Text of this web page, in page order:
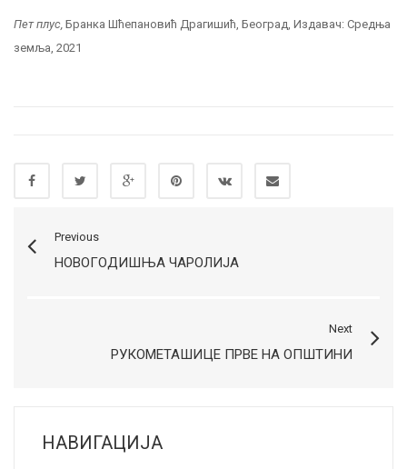
Пет плус, Бранка Шћепановић Драгишић, Београд, Издавач: Средња
земља, 2021
Previous
НОВОГОДИШЊА ЧАРОЛИЈА
Next
РУКОМЕТАШИЦЕ ПРВЕ НА ОПШТИНИ
НАВИГАЦИЈА